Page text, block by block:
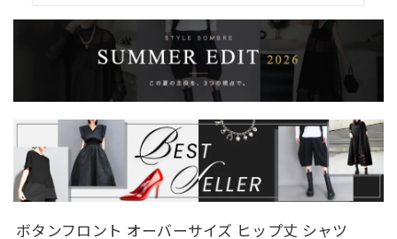
ボタンフロント オーバーサイズ ヒップ丈 シャツ